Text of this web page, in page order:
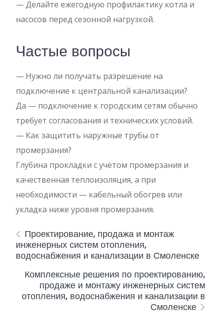
— Делайте ежегодную профилактику котла и
насосов перед сезонной нагрузкой.
Частые вопросы
— Нужно ли получать разрешение на
подключение к центральной канализации?
Да — подключение к городским сетям обычно
требует согласования и технических условий.
— Как защитить наружные трубы от
промерзания?
Глубина прокладки с учётом промерзания и
качественная теплоизоляция, а при
необходимости — кабельный обогрев или
укладка ниже уровня промерзания.
Проектирование, продажа и монтаж
инженерных систем отопления,
водоснабжения и канализации в Смоленске
Комплексные решения по проектированию,
продаже и монтажу инженерных систем
отопления, водоснабжения и канализации в
Смоленске